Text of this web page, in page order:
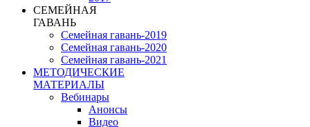
СЕМЕЙНАЯ
ГАВАНЬ
Семейная гавань-2019
Семейная гавань-2020
Семейная гавань-2021
МЕТОДИЧЕСКИЕ
МАТЕРИАЛЫ
Вебинары
Анонсы
Видео